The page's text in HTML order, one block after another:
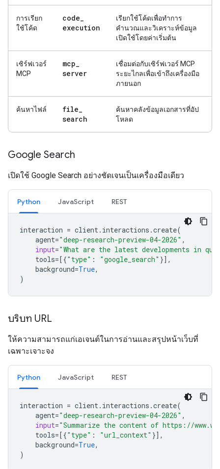
การเรียก
ใช้โค้ด
code_
execution
เรียกใช้โค้ดเพื่อทำการ
คำนวณและวิเคราะห์ข้อมูล
เปิดใช้โดยค่าเริ่มต้น
เซิร์ฟเวอร์
MCP
mcp_
server
เชื่อมต่อกับเซิร์ฟเวอร์ MCP
ระยะไกลเพื่อเข้าถึงเครื่องมือ
ภายนอก
ค้นหาไฟล์ file_
search
ค้นหาคลังข้อมูลเอกสารที่อัป
โหลด
Google Search
เปิดใช้ Google Search อย่างชัดเจนเป็นเครื่องมือเดียว
Python JavaScript REST
interaction = client. interactions .create(
agent="deep-research-preview-04-2026" ,
input="What are the latest developments in
tools=[{"type" : "google_search" }],
background=True,
)
บริบท URL
ให้ความสามารถแก่เอเจนต์ในการอ่านและสรุปหน้าเว็บที่
เฉพาะเจาะจง
Python JavaScript REST
interaction = client. interactions .create(
agent="deep-research-preview-04-2026" ,
input="Summarize the content of https://
tools=[{"type" : "url_context" }],
background=True,
)